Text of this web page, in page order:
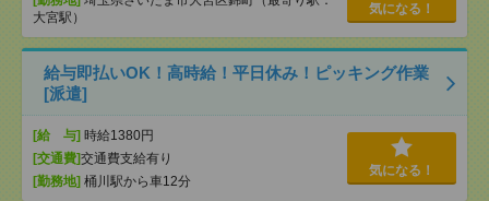
大宮駅）
気になる！
給与即払いOK！高時給！平日休み！ピッキング作業
[派遣]
[給 与] 時給1380円
[交通費]交通費支給有り
[勤務地] 桶川駅から車12分
気になる！